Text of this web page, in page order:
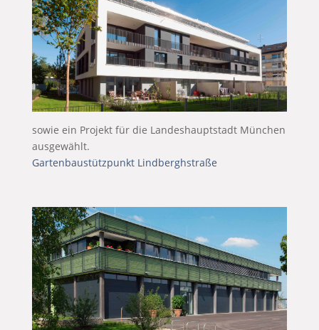
sowie ein Projekt für die Landeshauptstadt München
ausgewählt.
Gartenbaustützpunkt Lindberghstraße